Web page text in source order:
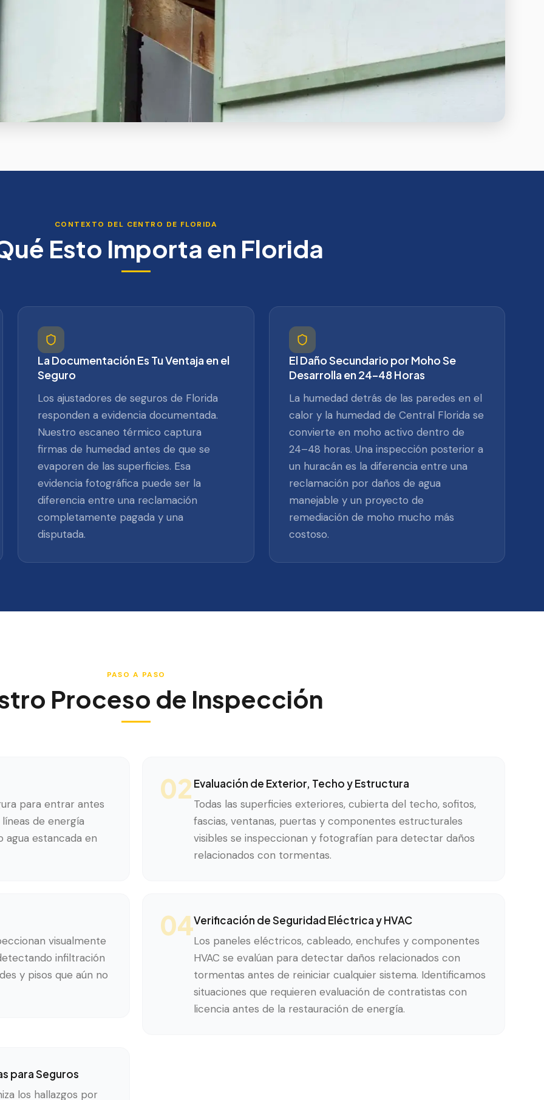
CONTEXTO DEL CENTRO DE FLORIDA
Esto Importa en Florida
La Documentación Es Tu Ventaja en el
Seguro
Los ajustadores de seguros de Florida
responden a evidencia documentada.
Nuestro escaneo térmico captura
firmas de humedad antes de que se
evaporen de las superficies. Esa
evidencia fotográfica puede ser la
diferencia entre una reclamación
completamente pagada y una
disputada.
El Daño Secundario por Moho Se
Desarrolla en 24–48 Horas
La humedad detrás de las paredes en el
calor y la humedad de Central Florida se
convierte en moho activo dentro de
24–48 horas. Una inspección posterior a
un huracán es la diferencia entre una
reclamación por daños de agua
manejable y un proyecto de
remediación de moho mucho más
costoso.
PASO A PASO
Proceso de Inspección
para entrar antes
de energía
agua estancada en
02 Evaluación de Exterior, Techo y Estructura
Todas las superficies exteriores, cubierta del techo, sofitos,
fascias, ventanas, puertas y componentes estructurales
visibles se inspeccionan y fotografían para detectar daños
relacionados con tormentas.
visualmente
infiltración
y pisos que aún no
04Verificación de Seguridad Eléctrica y HVAC
Los paneles eléctricos, cableado, enchufes y componentes
HVAC se evalúan para detectar daños relacionados con
tormentas antes de reiniciar cualquier sistema. Identificamos
situaciones que requieren evaluación de contratistas con
licencia antes de la restauración de energía.
para Seguros
los hallazgos por